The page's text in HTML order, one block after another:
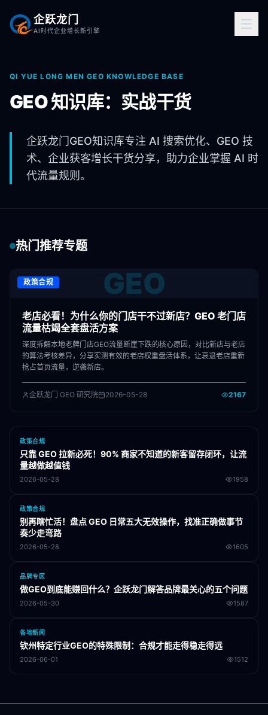
企跃龙门
AI时代企业增长新引擎
QI YUE LONG MEN GEO KNOWLEDGE BASE
GEO 知识库：实战干货
企跃龙门GEO知识库专注 AI 搜索优化、GEO 技
术、企业获客增长干货分享，助力企业掌握 AI 时
代流量规则。
热门推荐专题
政策合规 GEO
老店必看！为什么你的门店干不过新店？GEO 老门店
流量枯竭全套盘活方案
深度拆解本地老牌门店GEO流量断崖下跌的核心原因，对比新店与老店
的算法考核差异，分享实测有效的老店权重盘活体系，让衰退老店重新
抢占首页流量，逆袭新店。
企跃龙门 GEO 研究院 2026-05-28 2167
政策合规
只靠 GEO 拉新必死！90% 商家不知道的新客留存闭环，让流
量越做越值钱
2026-05-28 1958
政策合规
别再瞎忙活！盘点 GEO 日常五大无效操作，找准正确做事节
奏少走弯路
2026-05-28 1605
品牌专区
做GEO到底能赚回什么？企跃龙门解答品牌最关心的五个问题
2026-05-30 1587
各地新闻
钦州特定行业GEO的特殊限制：合规才能走得稳走得远
2026-06-01 1512